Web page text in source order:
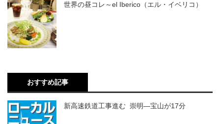
世界の昼コレ～el Iberico（エル・イベリコ）
おすすめ記事
新高速鉄道工事進む 崇明―宝山が17分